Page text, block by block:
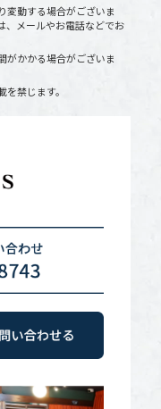
変動する場合がございま
、メールやお電話などでお
がかかる場合がございま
禁じます。